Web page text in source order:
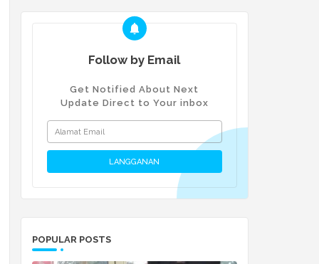
Follow by Email
Get Notified About Next
Update Direct to Your inbox
POPULAR POSTS